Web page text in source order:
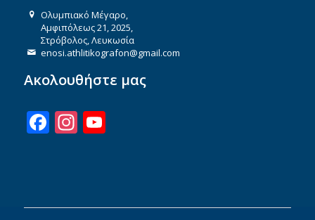
Ολυμπιακό Μέγαρο,
Αμφιπόλεως 21, 2025,
Στρόβολος, Λευκωσία
enosi.athlitikografon@gmail.com
Ακολουθήστε μας
Facebook
Instagram
YouTube